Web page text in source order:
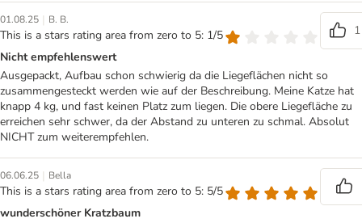
01.08.25 | B. B.
This is a stars rating area from zero to 5: 1/5
1
Nicht empfehlenswert
Ausgepackt, Aufbau schon schwierig da die Liegeflächen nicht so
zusammengesteckt werden wie auf der Beschreibung. Meine Katze hat
knapp 4 kg, und fast keinen Platz zum liegen. Die obere Liegefläche zu
erreichen sehr schwer, da der Abstand zu unteren zu schmal. Absolut
NICHT zum weiterempfehlen.
06.06.25 | Bella
This is a stars rating area from zero to 5: 5/5
wunderschöner Kratzbaum